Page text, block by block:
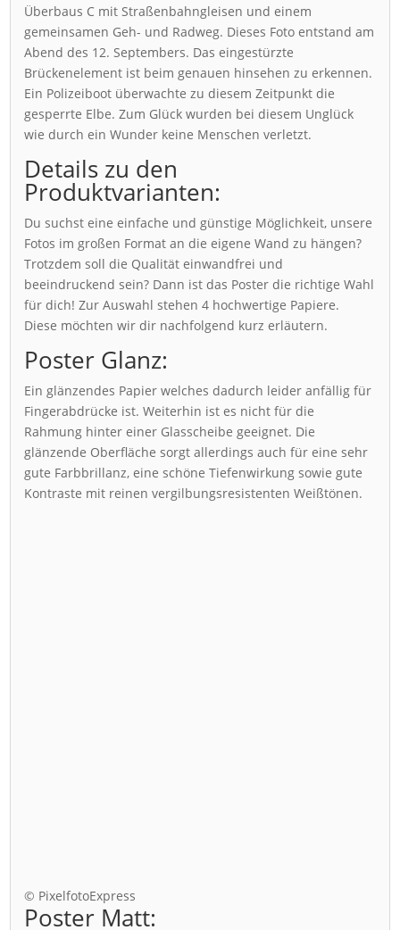
Überbaus C mit Straßenbahngleisen und einem
gemeinsamen Geh- und Radweg. Dieses Foto entstand am
Abend des 12. Septembers. Das eingestürzte
Brückenelement ist beim genauen hinsehen zu erkennen.
Ein Polizeiboot überwachte zu diesem Zeitpunkt die
gesperrte Elbe. Zum Glück wurden bei diesem Unglück
wie durch ein Wunder keine Menschen verletzt.
Details zu den
Produktvarianten:
Du suchst eine einfache und günstige Möglichkeit, unsere
Fotos im großen Format an die eigene Wand zu hängen?
Trotzdem soll die Qualität einwandfrei und
beeindruckend sein? Dann ist das Poster die richtige Wahl
für dich! Zur Auswahl stehen 4 hochwertige Papiere.
Diese möchten wir dir nachfolgend kurz erläutern.
Poster Glanz:
Ein glänzendes Papier welches dadurch leider anfällig für
Fingerabdrücke ist. Weiterhin ist es nicht für die
Rahmung hinter einer Glasscheibe geeignet. Die
glänzende Oberfläche sorgt allerdings auch für eine sehr
gute Farbbrillanz, eine schöne Tiefenwirkung sowie gute
Kontraste mit reinen vergilbungsresistenten Weißtönen.
© PixelfotoExpress
Poster Matt: